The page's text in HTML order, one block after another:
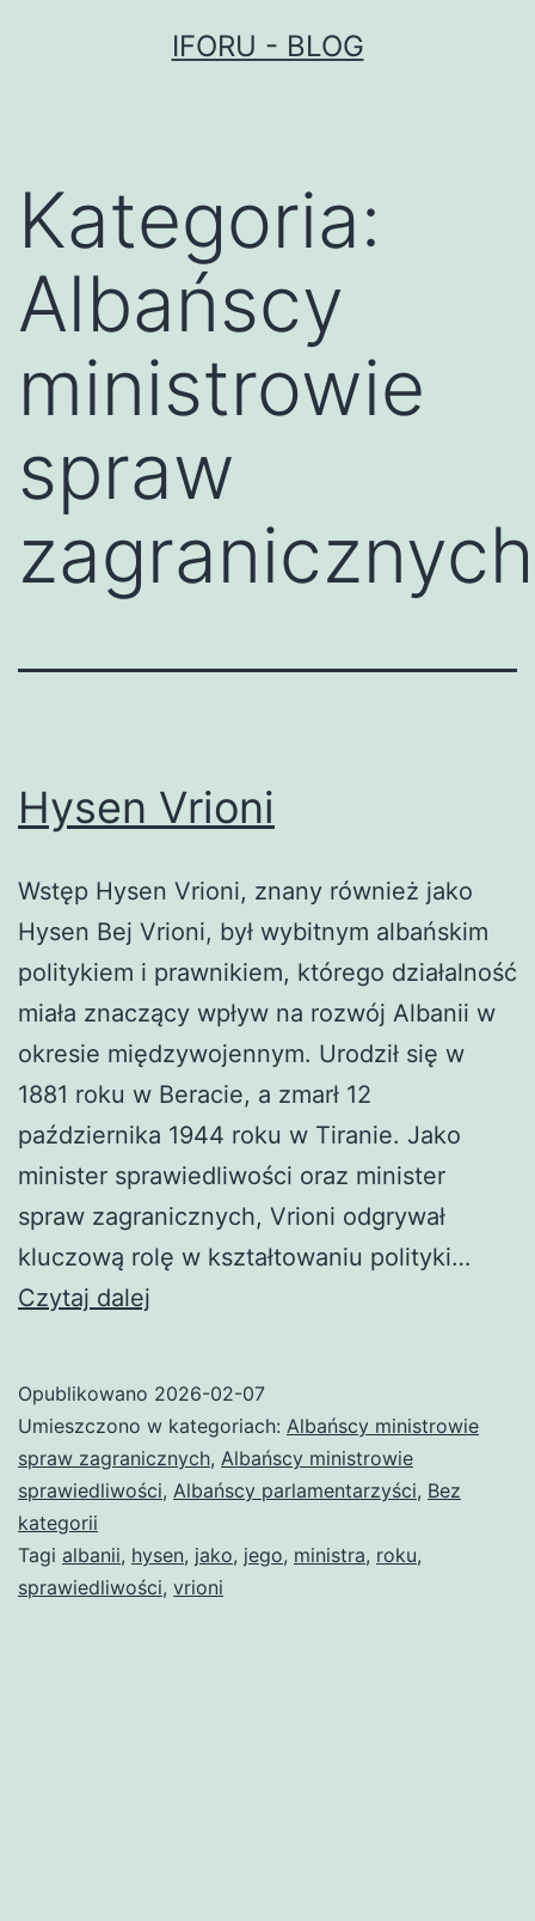
IFORU - BLOG
Kategoria:
Albańscy
ministrowie
spraw
zagranicznych
Hysen Vrioni
Wstęp Hysen Vrioni, znany również jako
Hysen Bej Vrioni, był wybitnym albańskim
politykiem i prawnikiem, którego działalność
miała znaczący wpływ na rozwój Albanii w
okresie międzywojennym. Urodził się w
1881 roku w Beracie, a zmarł 12
października 1944 roku w Tiranie. Jako
minister sprawiedliwości oraz minister
spraw zagranicznych, Vrioni odgrywał
kluczową rolę w kształtowaniu polityki…
Czytaj dalej
Opublikowano 2026-02-07
Umieszczono w kategoriach: Albańscy ministrowie
spraw zagranicznych, Albańscy ministrowie
sprawiedliwości, Albańscy parlamentarzyści, Bez
kategorii
Tagi albanii, hysen, jako, jego, ministra, roku,
sprawiedliwości, vrioni